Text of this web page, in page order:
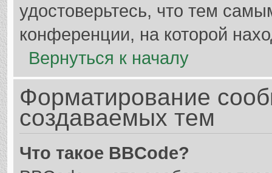
удостоверьтесь, что тем
конференции, на которой
Вернуться к началу
Форматирование
создаваемых тем
Что такое BBCode?